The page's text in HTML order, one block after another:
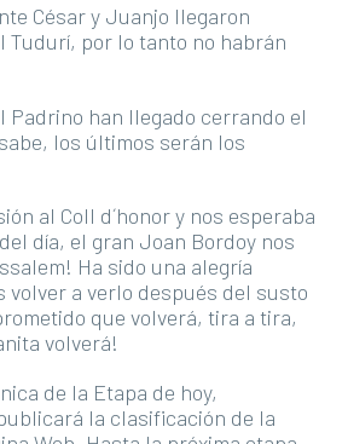
César y Juanjo llegaron
Tudurí, por lo tanto no habrán
Padrino han llegado cerrando el
los últimos serán los
al Coll d´honor y nos esperaba
día, el gran Joan Bordoy nos
Ha sido una alegría
volver a verlo después del susto
que volverá, tira a tira,
volverá!
de la Etapa de hoy,
la clasificación de la